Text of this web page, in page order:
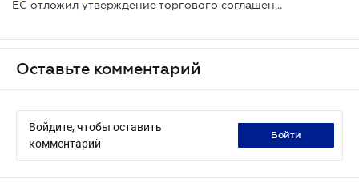
ЕС отложил утверждение торгового соглашения с Украиной - продолжаются переговоры
Оставьте комментарий
Войдите, чтобы оставить
комментарий
войти